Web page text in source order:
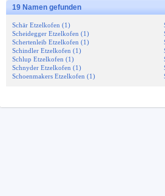
19 Namen gefunden
Schär Etzelkofen (1)
Scheidegger Etzelkofen (1)
Schertenleib Etzelkofen (1)
Schindler Etzelkofen (1)
Schlup Etzelkofen (1)
Schnyder Etzelkofen (1)
Schoenmakers Etzelkofen (1)